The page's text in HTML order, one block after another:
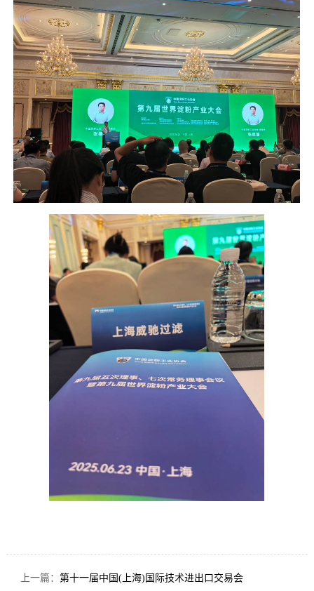
上一篇： 第十一届中国(上海)国际技术进出口交易会